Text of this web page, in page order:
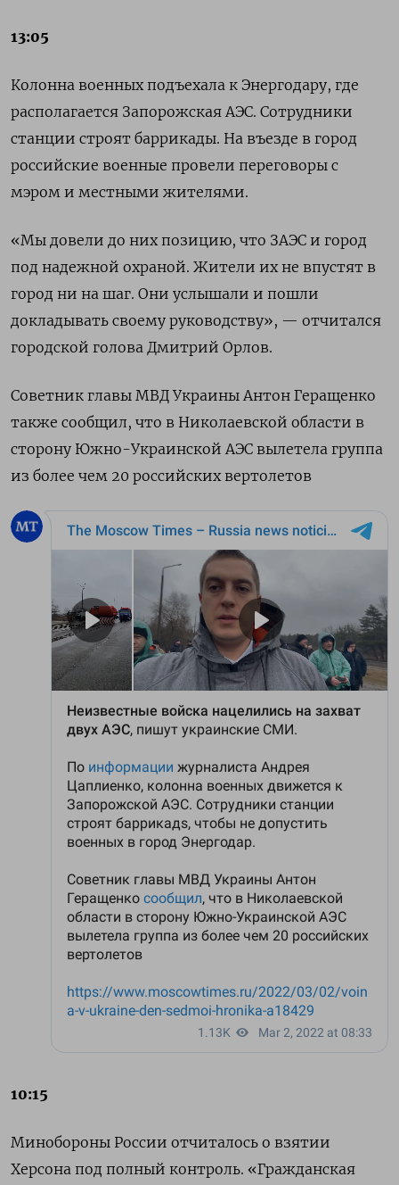
13:05
Колонна военных подъехала к Энергодару, где
располагается Запорожская АЭС. Сотрудники
станции строят баррикады. На въезде в город
российские военные провели переговоры с
мэром и местными жителями.
«Мы довели до них позицию, что ЗАЭС и город
под надежной охраной. Жители их не впустят в
город ни на шаг. Они услышали и пошли
докладывать своему руководству», — отчитался
городской голова Дмитрий Орлов.
Советник главы МВД Украины Антон Геращенко
также сообщил, что в Николаевской области в
сторону Южно-Украинской АЭС вылетела группа
из более чем 20 российских вертолетов
10:15
Минобороны России отчиталось о взятии
Херсона под полный контроль. «Гражданская